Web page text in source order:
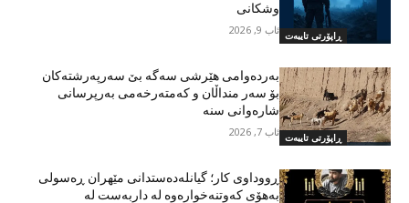
ڕاپۆرتی تایبەت
وشکانی
ئاب 9, 2026
ڕاپۆرتی تایبەت
بەردەوامی هێرشی سەگە بێ سەرپەرشتەکان
بۆ سەر منداڵان و کەمتەرخەمی بەرپرسانی
شارەوانی سنە
ئاب 7, 2026
ڕووداوی کار؛ گیانلەدەستدانی مێهران ڕەسولی
بەهۆی کەوتنەخوارەوە لە داربەست لە